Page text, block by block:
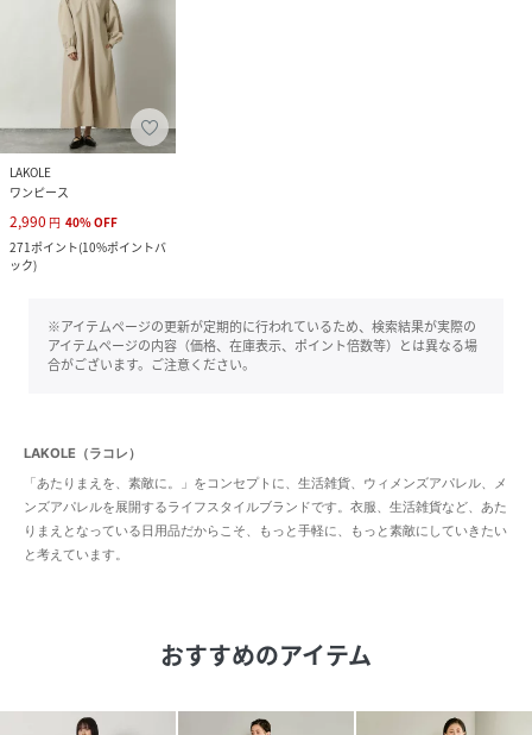
LAKOLE
ワンピース
2,990 円 40%OFF
271ポイント(10%ポイントバ
ック)
※アイテムページの更新が定期的に行われているため、検索結果が実際の
アイテムページの内容（価格、在庫表示、ポイント倍数等）とは異なる場
合がございます。ご注意ください。
LAKOLE（ラコレ）
「あたりまえを、素敵に。」をコンセプトに、生活雑貨、ウィメンズアパレル、メ
ンズアパレルを展開するライフスタイルブランドです。衣服、生活雑貨など、あた
りまえとなっている日用品だからこそ、もっと手軽に、もっと素敵にしていきたい
と考えています。
おすすめのアイテム